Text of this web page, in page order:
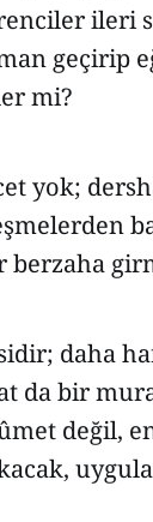
ileri
geçirip
mi?
yok;
daha
da bir
değil,